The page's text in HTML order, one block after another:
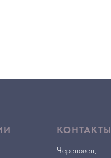
КОНТАКТЫ
Череповец,